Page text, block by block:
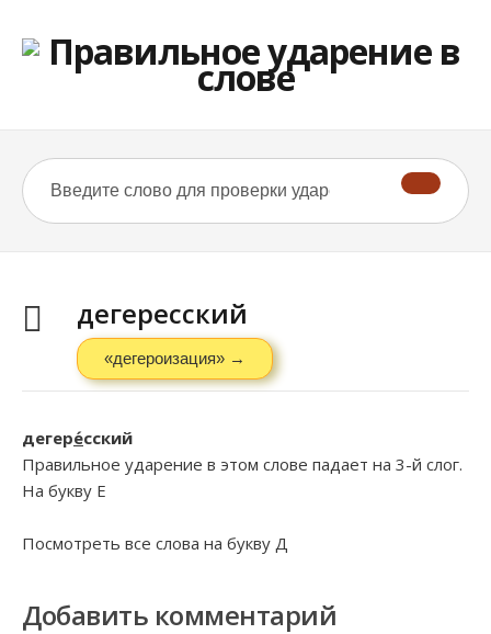
дегересский
«дегероизация» →
дегере́сский
Правильное ударение в этом слове падает на 3-й слог.
На букву Е
Посмотреть все слова на букву Д
Добавить комментарий